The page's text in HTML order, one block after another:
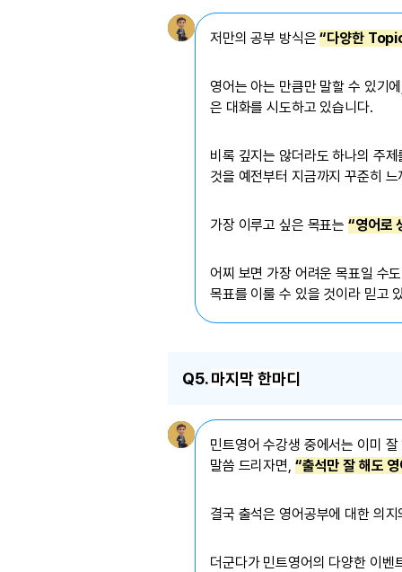
저만의 공부 방식은“다양한
영어는 아는 만큼만 말할 수 있기
은 대화를 시도하고 있습니다.
비록 깊지는 않더라도 하나의 주
것을 예전부터 지금까지 꾸준히
가장 이루고 싶은 목표는“영어로
어찌 보면 가장 어려운 목표일 수
목표를 이룰 수 있을 것이라 믿고
Q5.마지막 한마디
민트영어 수강생 중에서는 이미
말씀 드리자면, “출석만 잘 해도
결국 출석은 영어공부에 대한 의
더군다가 민트영어의 다양한 이